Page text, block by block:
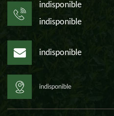
indisponible
indisponible
indisponible
indisponible